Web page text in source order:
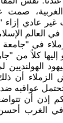
الغربية، صمت
عادي إزاء
في العالم
في "جامعة
كلاً من
الهولنديين
الزملاء أن
عواقبه ضد
إذن أن
في الغرب